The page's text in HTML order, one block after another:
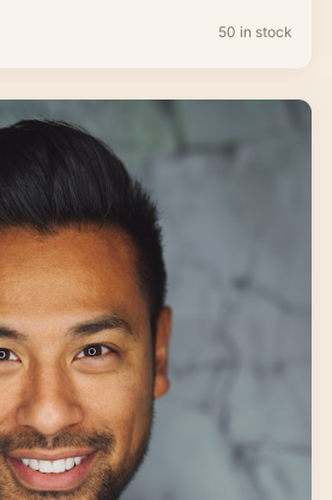
50 in stock